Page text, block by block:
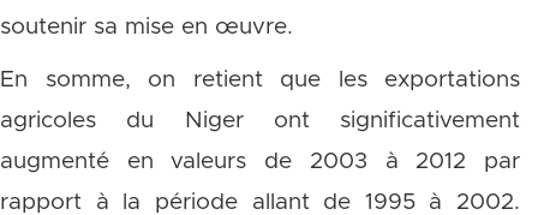
soutenir sa mise en œuvre.
En somme, on retient que les exportations
agricoles du Niger ont significativement
augmenté en valeurs de 2003 à 2012 par
rapport à la période allant de 1995 à 2002.